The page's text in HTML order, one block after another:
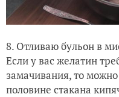
8. Отливаю бульон в
Если у вас желатин
замачивания, то
половине стакана